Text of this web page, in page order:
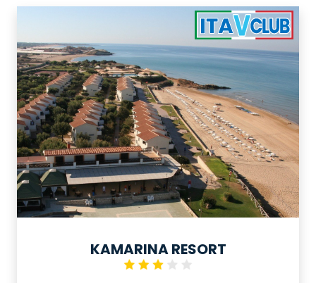
mare ma anche vacanze a contatto
con la natura e di grande interesse
culturale. Il contesto, gli ampi spazi, la
vastità della spiaggia col mare
cristallino ed i servizi rendono il
Paradise Beach Resort meta ideale
per vacanze in famiglia.
KAMARINA RESORT